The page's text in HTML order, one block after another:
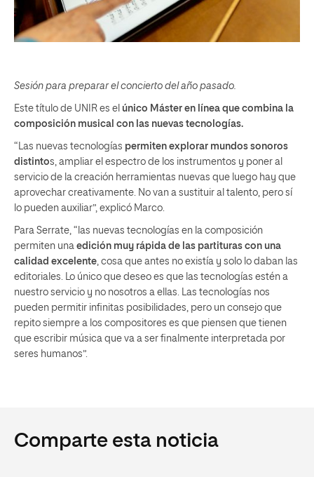
Sesión para preparar el concierto del año pasado.
Este título de UNIR es el único Máster en línea que combina la
composición musical con las nuevas tecnologías.
“Las nuevas tecnologías permiten explorar mundos sonoros
distintos, ampliar el espectro de los instrumentos y poner al
servicio de la creación herramientas nuevas que luego hay que
aprovechar creativamente. No van a sustituir al talento, pero sí
lo pueden auxiliar”, explicó Marco.
Para Serrate, “las nuevas tecnologías en la composición
permiten una edición muy rápida de las partituras con una
calidad excelente , cosa que antes no existía y solo lo daban las
editoriales. Lo único que deseo es que las tecnologías estén a
nuestro servicio y no nosotros a ellas. Las tecnologías nos
pueden permitir infinitas posibilidades, pero un consejo que
repito siempre a los compositores es que piensen que tienen
que escribir música que va a ser finalmente interpretada por
seres humanos”.
Comparte esta noticia